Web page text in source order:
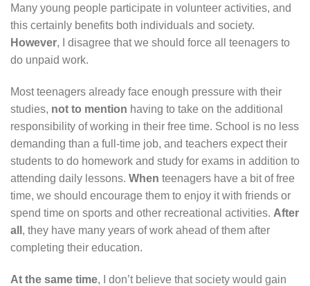
Many young people participate in volunteer activities, and
this certainly benefits both individuals and society.
However, I disagree that we should force all teenagers to
do unpaid work.
Most teenagers already face enough pressure with their
studies, not to mention having to take on the additional
responsibility of working in their free time. School is no less
demanding than a full-time job, and teachers expect their
students to do homework and study for exams in addition to
attending daily lessons. When teenagers have a bit of free
time, we should encourage them to enjoy it with friends or
spend time on sports and other recreational activities. After
all , they have many years of work ahead of them after
completing their education.
At the same time, I don’t believe that society would gain